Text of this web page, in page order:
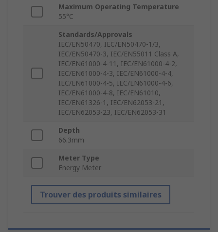
Maximum Operating Temperature
55°C
Standards/Approvals
IEC/EN50470, IEC/EN50470-1/3,
IEC/EN50470-3, IEC/EN55011 Class A,
IEC/EN61000-4-11, IEC/EN61000-4-2,
IEC/EN61000-4-3, IEC/EN61000-4-4,
IEC/EN61000-4-5, IEC/EN61000-4-6,
IEC/EN61000-4-8, IEC/EN61010,
IEC/EN61326-1, IEC/EN62053-21,
IEC/EN62053-23, IEC/EN62053-31
Depth
66.3mm
Meter Type
Energy Meter
Trouver des produits similaires